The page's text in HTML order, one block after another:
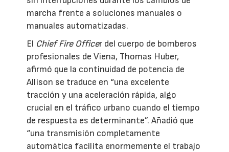
marcha frente a soluciones manuales o
manuales automatizadas.
El Chief Fire Officer del cuerpo de bomberos
profesionales de Viena, Thomas Huber,
afirmó que la continuidad de potencia de
Allison se traduce en “una excelente
tracción y una aceleración rápida, algo
crucial en el tráfico urbano cuando el tiempo
de respuesta es determinante”. Añadió que
“una transmisión completamente
automática facilita enormemente el trabajo